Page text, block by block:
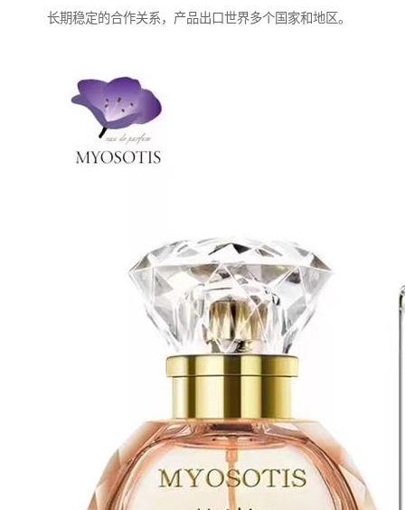
长期稳定的合作关系，产品出口世界多个国家和地区。